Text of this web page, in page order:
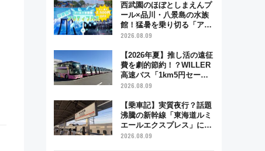
西武園のほぼとしまえんプ
ール×品川・八景島の水族
館！猛暑を乗り切る「アク
ティブパス」で夏休みをお
2026.08.09
【2026年夏】推し活の遠征
費を劇的節約！？WILLER
高速バス「1km5円セー
ル」やワンコイン温泉の最
路線まとめ
2026.08.09
【乗車記】実質夜行？話題
沸騰の新幹線「東海道ルミ
エールエクスプレス」に乗
車してみた 東京22時発、
2026.08.09